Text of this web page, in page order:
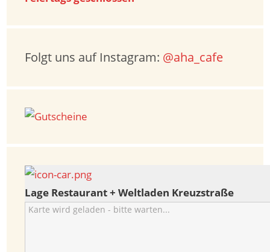
Folgt uns auf Instagram: @aha_cafe
Lage Restaurant + Weltladen Kreuzstraße
Karte wird geladen - bitte warten...